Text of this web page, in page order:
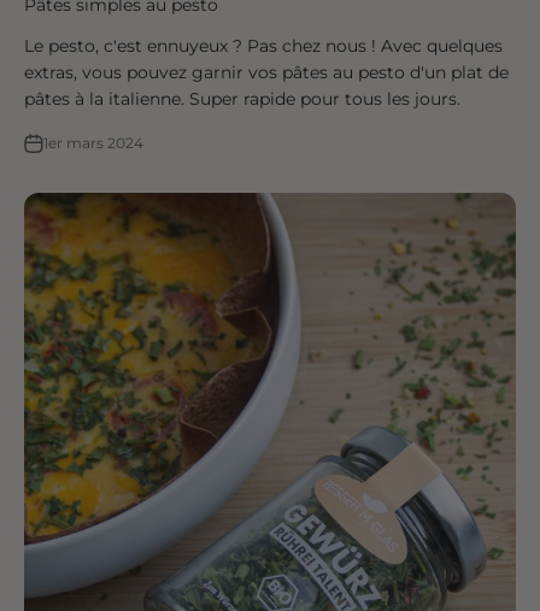
Pâtes simples au pesto
Le pesto, c'est ennuyeux ? Pas chez nous ! Avec quelques
extras, vous pouvez garnir vos pâtes au pesto d'un plat de
pâtes à la italienne. Super rapide pour tous les jours.
1er mars 2024